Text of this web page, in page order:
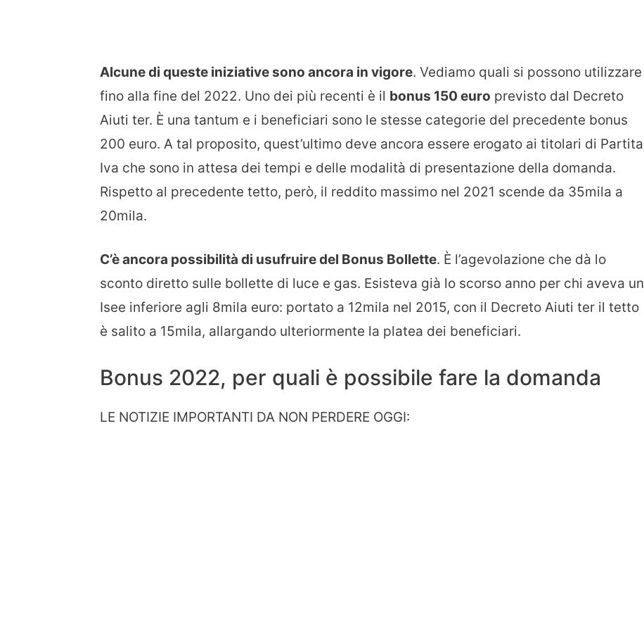
Alcune di queste iniziative sono ancora in vigore. Vediamo quali si possono utilizzare
fino alla fine del 2022. Uno dei più recenti è il bonus 150 euro previsto dal Decreto
Aiuti ter. È una tantum e i beneficiari sono le stesse categorie del precedente bonus
200 euro. A tal proposito, quest’ultimo deve ancora essere erogato ai titolari di Partita
Iva che sono in attesa dei tempi e delle modalità di presentazione della domanda.
Rispetto al precedente tetto, però, il reddito massimo nel 2021 scende da 35mila a
20mila.
C’è ancora possibilità di usufruire del Bonus Bollette. È l’agevolazione che dà lo
sconto diretto sulle bollette di luce e gas. Esisteva già lo scorso anno per chi aveva un
Isee inferiore agli 8mila euro: portato a 12mila nel 2015, con il Decreto Aiuti ter il tetto
è salito a 15mila, allargando ulteriormente la platea dei beneficiari.
Bonus 2022, per quali è possibile fare la domanda
LE NOTIZIE IMPORTANTI DA NON PERDERE OGGI: